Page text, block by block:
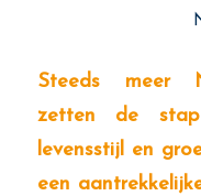
Steeds meer
zetten de
levensstijl en
een